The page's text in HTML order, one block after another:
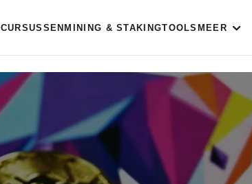
CURSUSSEN MINING & STAKINGTOOLS MEER